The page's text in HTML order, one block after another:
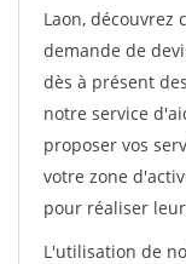
Laon, découvrez
demande de
dès à présent
notre service
proposer vos
votre zone
pour réaliser
L'utilisation de